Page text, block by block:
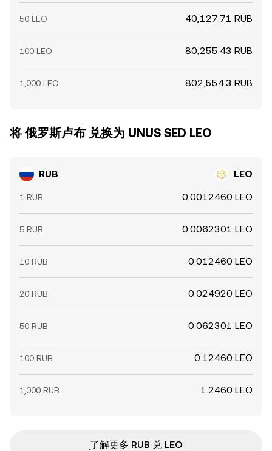
50 LEO 40,127.71 RUB
100 LEO 80,255.43 RUB
1,000 LEO 802,554.3 RUB
将 俄罗斯卢布 兑换为 UNUS SED LEO
RUB LEO
1 RUB 0.0012460 LEO
5 RUB 0.0062301 LEO
10 RUB 0.012460 LEO
20 RUB 0.024920 LEO
50 RUB 0.062301 LEO
100 RUB 0.12460 LEO
1,000 RUB 1.2460 LEO
ִִִִִִִִִִִִִִִִִִִִִִִִִִִִִִִִִִִִִִִִִִִִִִִ了解更多 RUB 兑 LEO